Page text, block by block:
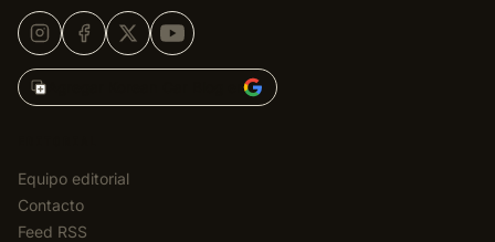
Agregar Korean Car Blog en
Equipo editorial
Contacto
Feed RSS